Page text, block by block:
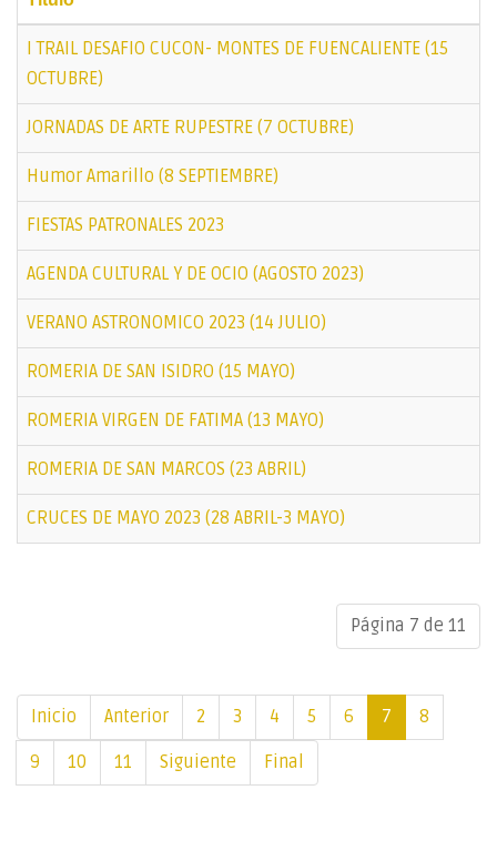
I TRAIL DESAFIO CUCON- MONTES DE FUENCALIENTE (15
OCTUBRE)
JORNADAS DE ARTE RUPESTRE (7 OCTUBRE)
Humor Amarillo (8 SEPTIEMBRE)
FIESTAS PATRONALES 2023
AGENDA CULTURAL Y DE OCIO (AGOSTO 2023)
VERANO ASTRONOMICO 2023 (14 JULIO)
ROMERIA DE SAN ISIDRO (15 MAYO)
ROMERIA VIRGEN DE FATIMA (13 MAYO)
ROMERIA DE SAN MARCOS (23 ABRIL)
CRUCES DE MAYO 2023 (28 ABRIL-3 MAYO)
Página 7 de 11
Inicio Anterior 2 3 4 5 6 7 8
9 10 11 Siguiente Final